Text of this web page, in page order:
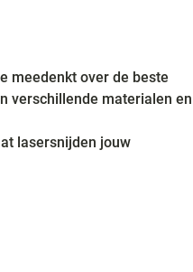
meedenkt over de beste
verschillende materialen en
lasersnijden jouw